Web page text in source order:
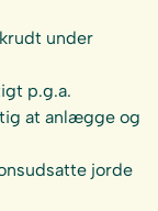
under
p.g.a.
at anlægge og
jorde